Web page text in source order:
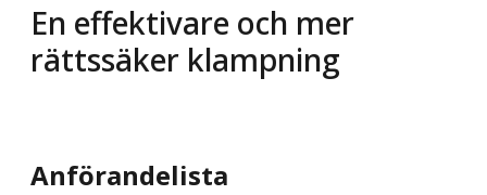
En effektivare och mer
rättssäker klampning
Anförandelista